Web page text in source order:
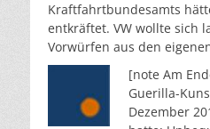
Kraftfahrtbundesamts
entkräftet. VW wollte sich
Vorwürfen aus den
[note Am
Guerilla-
Dezember